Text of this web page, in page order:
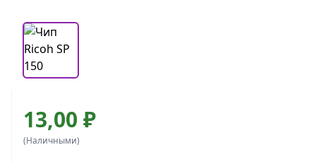
13,00 ₽
(Наличными)